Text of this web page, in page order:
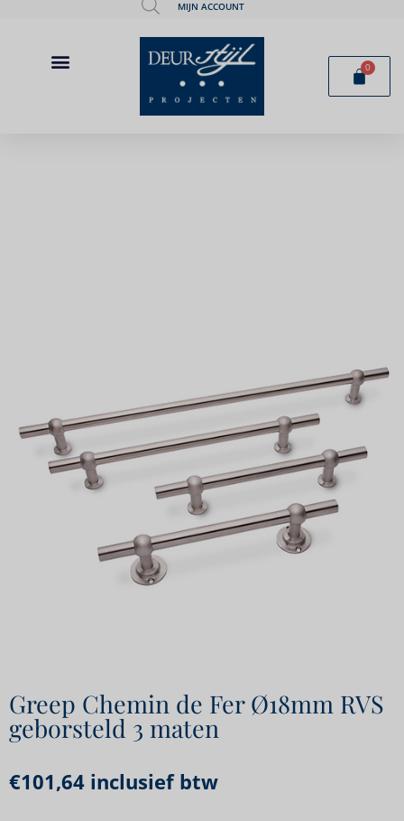
MIJN ACCOUNT
0
Greep Chemin de Fer Ø18mm RVS
geborsteld 3 maten
€101,64 inclusief btw